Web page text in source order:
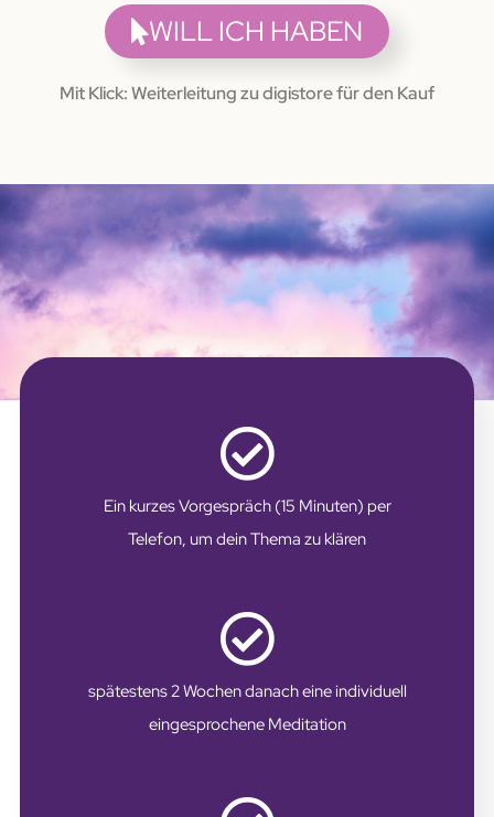
WILL ICH HABEN
Mit Klick: Weiterleitung zu digistore für den Kauf
Ein kurzes Vorgespräch (15 Minuten) per
Telefon, um dein Thema zu klären
spätestens 2 Wochen danach eine individuell
eingesprochene Meditation